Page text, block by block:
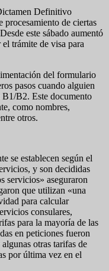
Definitivo
procesamiento de ciertas
este sábado aumentó
trámite de visa para
del formulario
pasos cuando alguien
B1/B2. Este documento
como nombres,
otros.
se establecen según el
y son decididas
servicios» aseguraron
que utilizan «una
para calcular
consulares,
para la mayoría de las
en peticiones fueron
otras tarifas de
por última vez en el